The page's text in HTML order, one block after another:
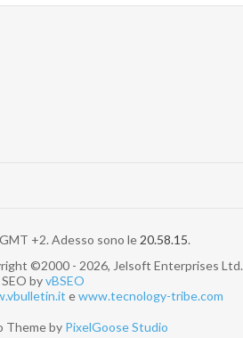
+2. Adesso sono le 20.58.15.
©2000 - 2026, Jelsoft Enterprises Ltd.
SEO byvBSEO
ewww.tecnology-tribe.com
Theme by PixelGoose Studio